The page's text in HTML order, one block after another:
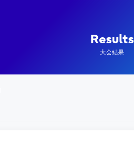
Results
大会結果